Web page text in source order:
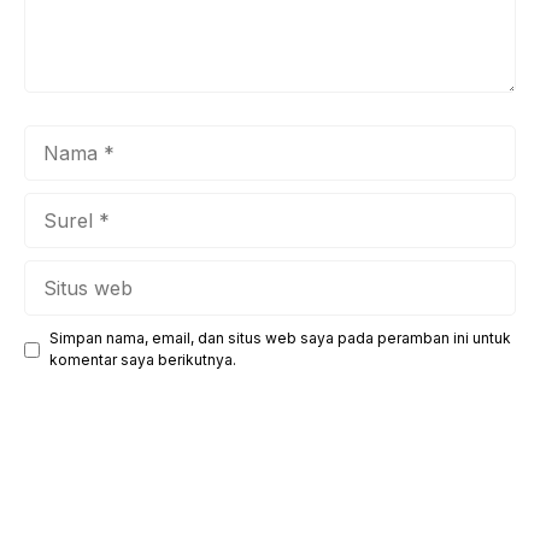
Simpan nama, email, dan situs web saya pada peramban ini untuk
komentar saya berikutnya.